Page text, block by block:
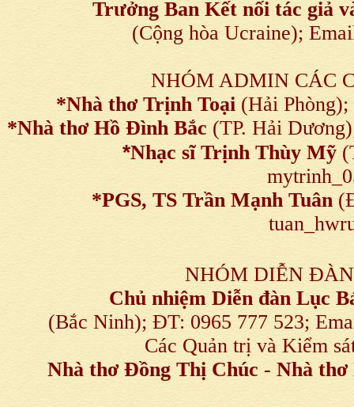
Trưởng Ban Kết nối tác giả
(Cộng hòa Ucraine);
NHÓM ADMIN CÁC
*Nhà thơ Trịnh Toại (Hải
*Nhà thơ Hồ Đình Bắc (TP. Hải
*Nhạc sĩ Trịnh Thùy Mỹ
*PGS, TS Trần Mạnh Tuân
NHÓM DIỄN
Chủ nhiệm Diễn đàn Lục
(Bắc Ninh); ĐT: 0965 777 523;
Các Quản trị và Kiểm
Nhà thơ Đồng Thị Chúc - Nhà thơ